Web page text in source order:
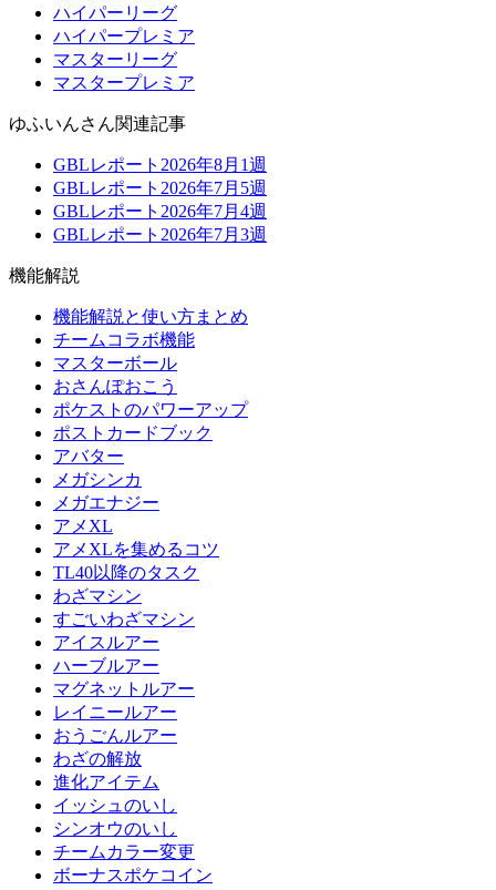
ハイパーリーグ
ハイパープレミア
マスターリーグ
マスタープレミア
ゆふいんさん関連記事
GBLレポート2026年8月1週
GBLレポート2026年7月5週
GBLレポート2026年7月4週
GBLレポート2026年7月3週
機能解説
機能解説と使い方まとめ
チームコラボ機能
マスターボール
おさんぽおこう
ポケストのパワーアップ
ポストカードブック
アバター
メガシンカ
メガエナジー
アメXL
アメXLを集めるコツ
TL40以降のタスク
わざマシン
すごいわざマシン
アイスルアー
ハーブルアー
マグネットルアー
レイニールアー
おうごんルアー
わざの解放
進化アイテム
イッシュのいし
シンオウのいし
チームカラー変更
ボーナスポケコイン